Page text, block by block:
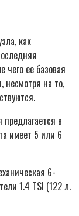
как
чего ее базовая
несмотря на то,
в
имеет 5 или 6
6-
1.4 TSI (122 л.